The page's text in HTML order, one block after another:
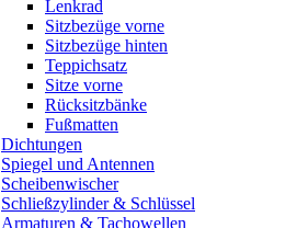
Lenkrad
Sitzbezüge vorne
Sitzbezüge hinten
Teppichsatz
Sitze vorne
Rücksitzbänke
Fußmatten
Dichtungen
Spiegel und Antennen
Scheibenwischer
Schließzylinder & Schlüssel
Armaturen & Tachowellen